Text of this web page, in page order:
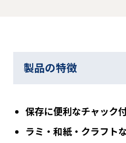
製品の特徴
保存に便利なチャック
ラミ・和紙・クラフト